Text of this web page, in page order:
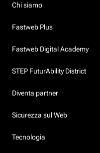
Chi siamo
Fastweb Plus
Fastweb Digital Academy
STEP FuturAbility District
Diventa partner
Sicurezza sul Web
Tecnologia